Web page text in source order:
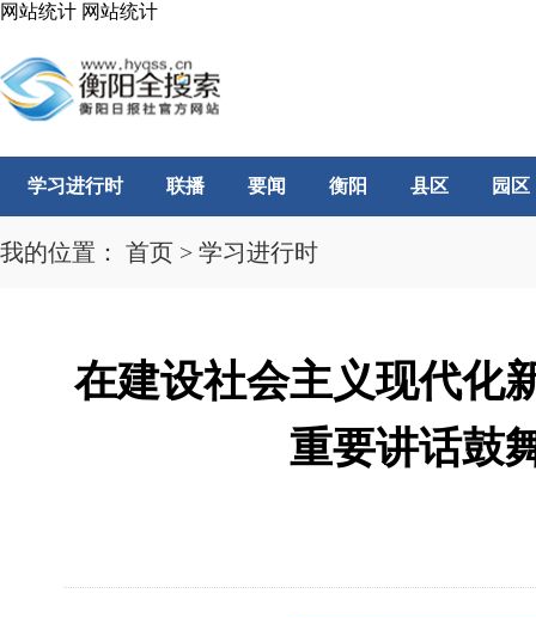
网站统计 网站统计
学习进行时 联播 要闻 衡阳 县区 园区
我的位置： 首页 > 学习进行时
在建设社会主义现代化
重要讲话鼓